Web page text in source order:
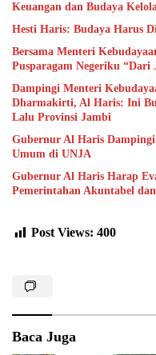
Keuangan dan Budaya
Hesti Haris: Budaya Harus
Bersama Menteri
Pusparagam Negeriku
Dampingi Menteri
Dharmakirti, Al Haris: Ini
Lalu Provinsi Jambi
Gubernur Al Haris
Umum di UNJA
Gubernur Al Haris Harap
Pemerintahan Akuntabel
Post Views: 400
Baca Juga